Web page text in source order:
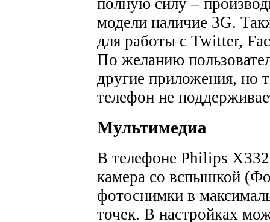
полную силу –
модели наличие 3G.
для работы с Twitter,
По желанию
другие приложения, но
телефон не
Мультимедиа
В телефоне Philips X332
камера со вспышкой
фотоснимки в
точек. В настройках